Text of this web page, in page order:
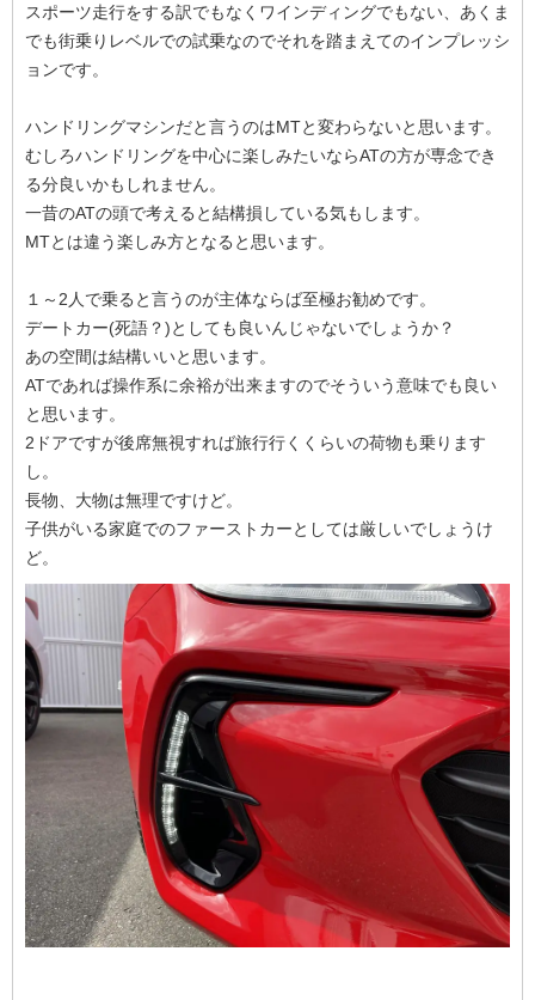
スポーツ走行をする訳でもなくワインディングでもない、あくま
でも街乗りレベルでの試乗なのでそれを踏まえてのインプレッシ
ョンです。
ハンドリングマシンだと言うのはMTと変わらないと思います。
むしろハンドリングを中心に楽しみたいならATの方が専念でき
る分良いかもしれません。
一昔のATの頭で考えると結構損している気もします。
MTとは違う楽しみ方となると思います。
１～2人で乗ると言うのが主体ならば至極お勧めです。
デートカー(死語？)としても良いんじゃないでしょうか？
あの空間は結構いいと思います。
ATであれば操作系に余裕が出来ますのでそういう意味でも良い
と思います。
2ドアですが後席無視すれば旅行行くくらいの荷物も乗ります
し。
長物、大物は無理ですけど。
子供がいる家庭でのファーストカーとしては厳しいでしょうけ
ど。